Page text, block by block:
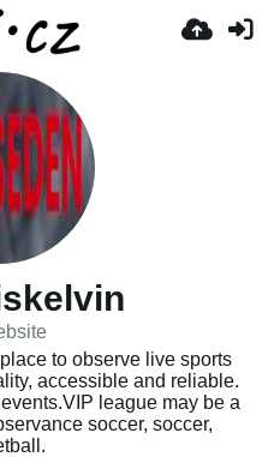
to observe live sports
accessible and reliable.
league may be a
soccer, soccer,